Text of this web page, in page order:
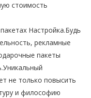
стоимость
Настройка.Будь
рекламные
пакеты
не только повысить
и философию